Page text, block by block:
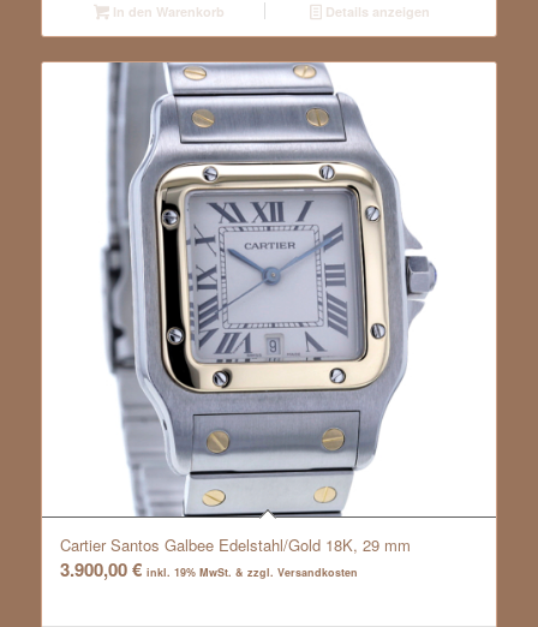
In den Warenkorb Details anzeigen
Cartier Santos Galbee Edelstahl/Gold 18K, 29 mm
3.900,00€ inkl. 19% MwSt. & zzgl. Versandkosten